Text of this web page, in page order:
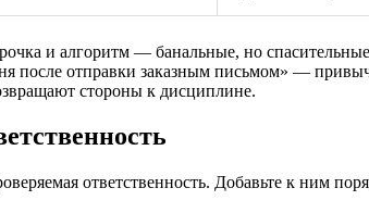
и алгоритм — банальные, но
после отправки заказным письмом» —
стороны к дисциплине.
ответственность. Добавьте к ним